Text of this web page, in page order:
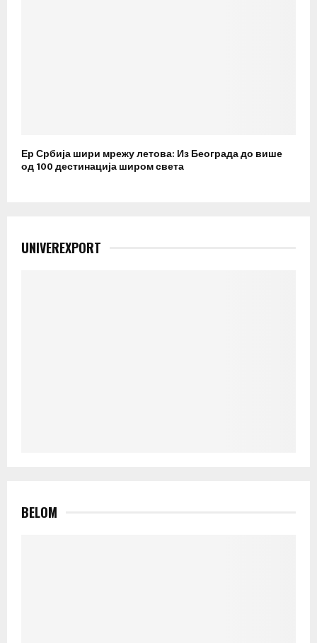
Ер Србија шири мрежу летова: Из Београда до више
од 100 дестинација широм света
UNIVEREXPORT
BELOM